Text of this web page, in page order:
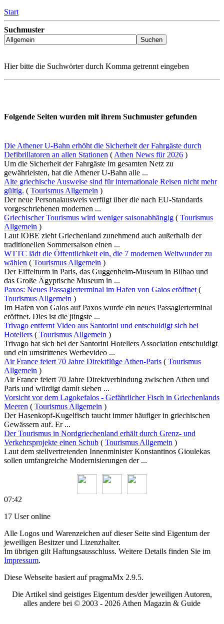
Start
Suchmuster
Hier bitte die Suchwörter durch Komma getrennt eingeben
Folgende Seiten wurden mit ihrem Suchmuster gefunden
Die Athener U-Bahn erhöht die Sicherheit der Fahrgäste durch
Defibrillatoren an allen Stationen ( Athen News für 2026 )
Um die Sicherheit der Fahrgäste im gesamten Netz zu
gewährleisten, hat die Athener U-Bahn alle ...
Alte griechische Ausweise sind für internationale Reisen nicht mehr
gültig. ( Tourismus Allgemein )
Der neue Personalausweis verfügt über die nach EU-Standards
vorgeschriebenen modernen ...
Griechischer Tourismus wird weniger saisonabhängig ( Tourismus
Allgemein )
Laut IOBE zieht Griechenland zunehmend auch außerhalb der
traditionellen Sommersaison einen ...
WTTC lädt die Öffentlichkeit ein, die 7 modernen Weltwunder zu
wählen ( Tourismus Allgemein )
Der Eiffelturm in Paris, das Guggenheim-Museum in Bilbao und
das Große Ägyptische Museum in ...
Paxos: Neues Passagierterminal im Hafen von Gaios eröffnet (
Tourismus Allgemein )
Im Hafen von Gaios auf Paxos wurde ein neues Passagierterminal
eröffnet. Dies ist die jüngste ...
Trivago entfernt Video aus Santorini und entschuldigt sich bei
Hoteliers ( Tourismus Allgemein )
Trivago hat sich bei der Santorini Hoteliers Association entschuldigt
und ein umstrittenes Werbevideo ...
Air France feiert 70 Jahre Direktflüge Athen-Paris ( Tourismus
Allgemein )
Air France feiert 70 Jahre Direktverbindung zwischen Athen und
Paris und würdigt damit sieben ...
Vorsicht vor dem Lagokefalos - Gefährlicher Fisch in Griechenlands
Meeren ( Tourismus Allgemein )
Der Hasenkopf-Kugelfisch taucht immer häufiger in griechischen
Gewässern auf. Er ...
Der Tourismus in Nordgriechenland erhält durch Grenz- und
Verkehrsprojekte einen Schub ( Tourismus Allgemein )
Laut dem stellvertretenden Innenminister Konstantinos Gioulekas
sollen umfangreiche Modernisierungen der ...
07:42
17 User online
Alle Logos und Warenzeichen auf dieser Seite sind Eigentum der
jeweiligen Besitzer und Lizenzhalter.
Im übrigen gilt Haftungsausschluss. Weitere Details finden Sie im
Impressum.
Diese Webseite basiert auf pragmaMx 2.9.5.
Die Artikel sind geistiges Eigentum des/der jeweiligen Autoren,
alles andere bei © 2003 - 2026 Athen Magazin & Guide